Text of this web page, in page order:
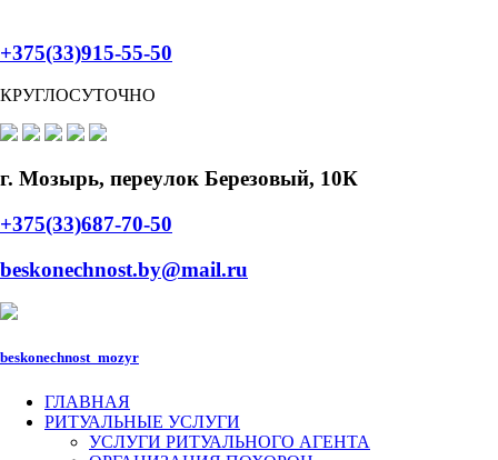
+375(33)915-55-50
КРУГЛОСУТОЧНО
г. Мозырь, переулок Березовый, 10К
+375(33)687-70-50
beskonechnost.by@mail.ru
beskonechnost_mozyr
ГЛАВНАЯ
РИТУАЛЬНЫЕ УСЛУГИ
УСЛУГИ РИТУАЛЬНОГО АГЕНТА